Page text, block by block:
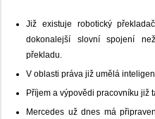
Již existuje robotický
dokonalejší slovní spojení
překladu.
V oblasti práva již umělá
Příjem a výpovědi pracovníku již
Mercedes už dnes má